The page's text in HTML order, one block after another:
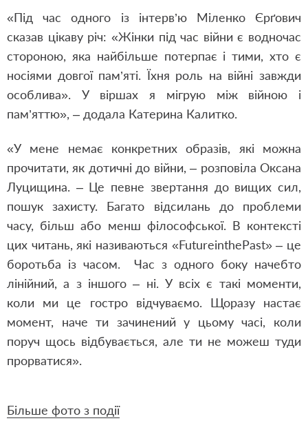
«Під час одного із інтерв’ю Міленко Єрґович
сказав цікаву річ: «Жінки під час війни є водночас
стороною, яка найбільше потерпає і тими, хто є
носіями довгої пам’яті. Їхня роль на війні завжди
особлива». У віршах я мігрую між війною і
пам’яттю», – додала Катерина Калитко.
«У мене немає конкретних образів, які можна
прочитати, як дотичні до війни, – розповіла Оксана
Луцищина. – Це певне звертання до вищих сил,
пошук захисту. Багато відсилань до проблеми
часу, більш або менш філософської. В контексті
цих читань, які називаються «FutureinthePast» – це
боротьба із часом. Час з одного боку начебто
лінійний, а з іншого – ні. У всіх є такі моменти,
коли ми це гостро відчуваємо. Щоразу настає
момент, наче ти зачинений у цьому часі, коли
поруч щось відбувається, але ти не можеш туди
прорватися».
Більше фото з події